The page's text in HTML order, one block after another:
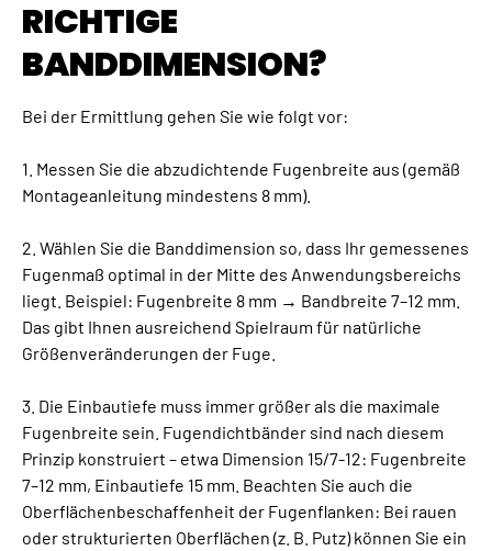
RICHTIGE
BANDDIMENSION?
Bei der Ermittlung gehen Sie wie folgt vor:
1. Messen Sie die abzudichtende Fugenbreite aus (gemäß
Montageanleitung mindestens 8 mm).
2. Wählen Sie die Banddimension so, dass Ihr gemessenes
Fugenmaß optimal in der Mitte des Anwendungsbereichs
liegt. Beispiel: Fugenbreite 8 mm → Bandbreite 7–12 mm.
Das gibt Ihnen ausreichend Spielraum für natürliche
Größenveränderungen der Fuge.
3. Die Einbautiefe muss immer größer als die maximale
Fugenbreite sein. Fugendichtbänder sind nach diesem
Prinzip konstruiert – etwa Dimension 15/7-12: Fugenbreite
7–12 mm, Einbautiefe 15 mm. Beachten Sie auch die
Oberflächenbeschaffenheit der Fugenflanken: Bei rauen
oder strukturierten Oberflächen (z. B. Putz) können Sie ein